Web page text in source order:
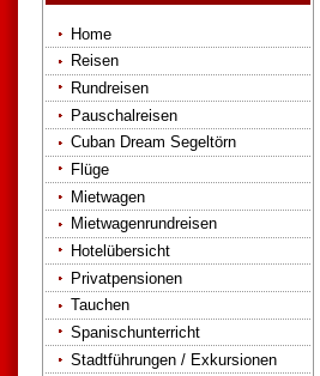
Home
Reisen
Rundreisen
Pauschalreisen
Cuban Dream Segeltörn
Flüge
Mietwagen
Mietwagenrundreisen
Hotelübersicht
Privatpensionen
Tauchen
Spanischunterricht
Stadtführungen / Exkursionen